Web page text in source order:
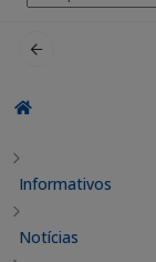
por:
Informativos
Notícias